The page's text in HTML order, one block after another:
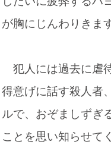
が胸にじんわりきま
犯人には過去に虐
得意げに話す殺人者
ルで、おぞましずぎ
ことを思い知らせて